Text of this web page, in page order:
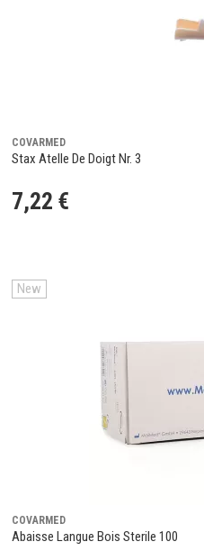
COVARMED
Stax Atelle De Doigt Nr. 3
7,22 €
New
COVARMED
Abaisse Langue Bois Sterile 100